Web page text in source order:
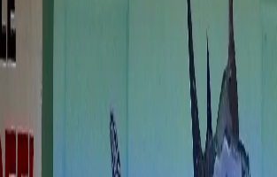
Judith
Crouse, Estados Unidos
Desde
$120K MXN Ver Portafolio